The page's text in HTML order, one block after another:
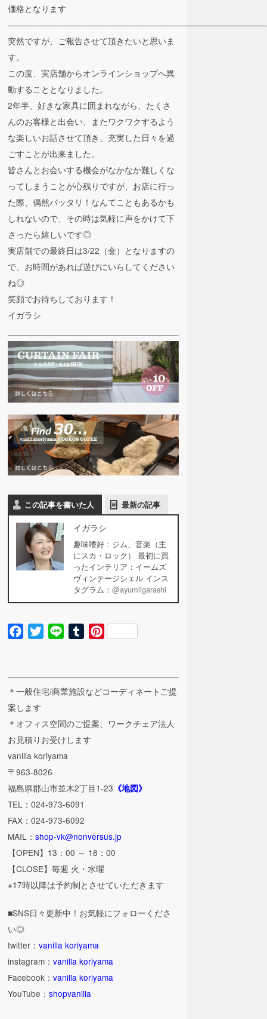
価格となります
突然ですが、ご報告させて頂きたいと思いま
す。
この度、実店舗からオンラインショップへ異
動することとなりました。
2年半、好きな家具に囲まれながら、たくさ
んのお客様と出会い、またワクワクするよう
な楽しいお話させて頂き、充実した日々を過
ごすことが出来ました。
皆さんとお会いする機会がなかなか難しくな
ってしまうことが心残りですが、お店に行っ
た際、偶然バッタリ！なんてこともあるかも
しれないので、その時は気軽に声をかけて下
さったら嬉しいです◎
実店舗での最終日は3/22（金）となりますの
で、お時間があれば遊びにいらしてください
ね◎
笑顔でお待ちしております！
イガラシ
この記事を書いた人 最新の記事
イガラシ
趣味嗜好：ジム、音楽（主
にスカ・ロック） 最初に買
ったインテリア：イームズ
ヴィンテージシェル インス
タグラム：@ayumiigarashi
Facebook
Twitter Line TumblrPinterest
＊一般住宅/商業施設などコーディネートご提
案します
＊オフィス空間のご提案、ワークチェア法人
お見積りお受けします
vanilla koriyama
〒963-8026
福島県郡山市並木2丁目1-23 《地図》
TEL：024-973-6091
FAX：024-973-6092
MAIL：shop-vk@nonversus.jp
【OPEN】13：00 ～ 18：00
【CLOSE】毎週 火・水曜
※17時以降は予約制とさせていただきます
■SNS日々更新中！お気軽にフォローくださ
い◎
twitter：vanilla koriyama
instagram：vanilla koriyama
Facebook：vanilla koriyama
YouTube：shopvanilla